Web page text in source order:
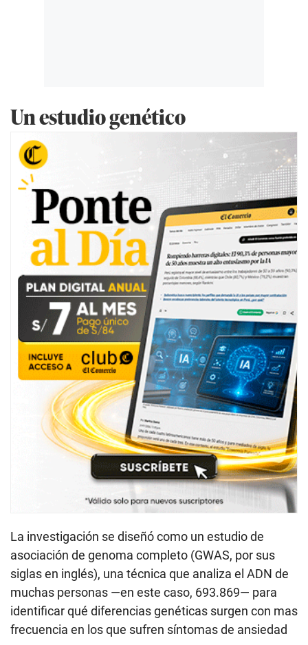
Un estudio genético
La investigación se diseñó como un estudio de
asociación de genoma completo (GWAS, por sus
siglas en inglés), una técnica que analiza el ADN de
muchas personas —en este caso, 693.869— para
identificar qué diferencias genéticas surgen con mas
frecuencia en los que sufren síntomas de ansiedad